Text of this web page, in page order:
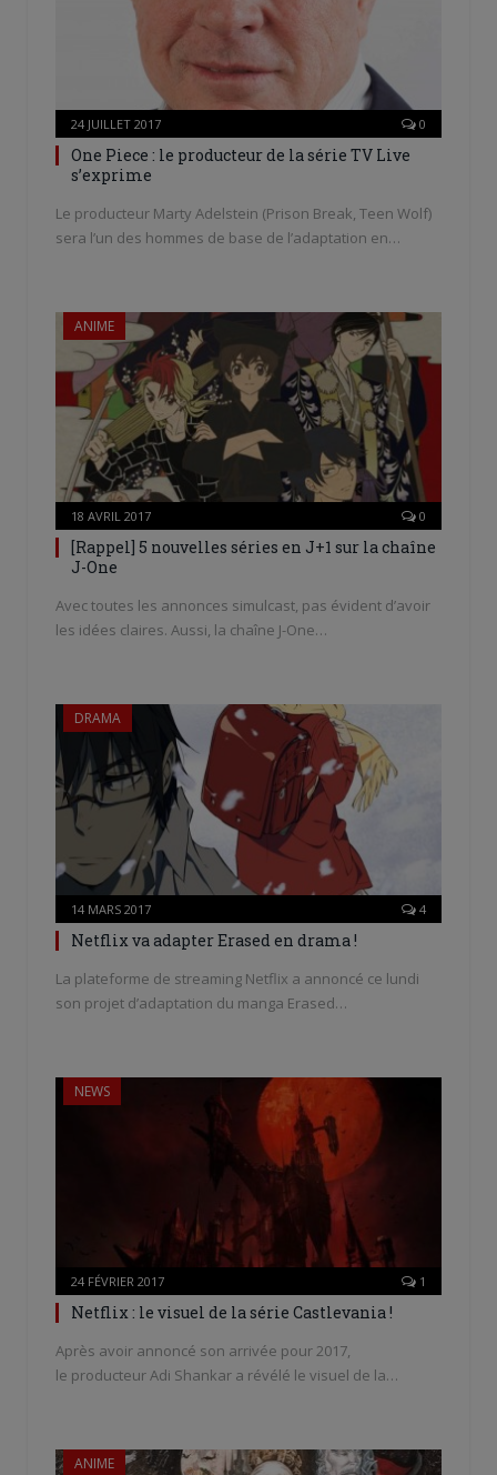
24 JUILLET 2017 0
One Piece : le producteur de la série TV Live
s’exprime
Le producteur Marty Adelstein (Prison Break, Teen Wolf)
sera l’un des hommes de base de l’adaptation en…
ANIME
18 AVRIL 2017 0
[Rappel] 5 nouvelles séries en J+1 sur la chaîne
J-One
Avec toutes les annonces simulcast, pas évident d’avoir
les idées claires. Aussi, la chaîne J-One…
DRAMA
14 MARS 2017 4
Netflix va adapter Erased en drama !
La plateforme de streaming Netflix a annoncé ce lundi
son projet d’adaptation du manga Erased…
NEWS
24 FÉVRIER 2017 1
Netflix : le visuel de la série Castlevania !
Après avoir annoncé son arrivée pour 2017,
le producteur Adi Shankar a révélé le visuel de la…
ANIME